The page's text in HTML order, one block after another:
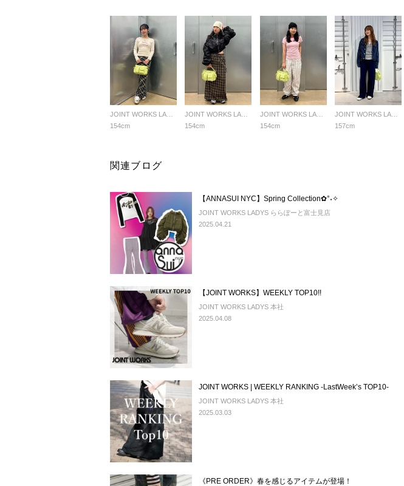
154cm
154cm
JOINT WORKS LADYS
154cm
JOINT WORKS LADYS
157cm
関連ブログ
【ANNASUI NYC】Spring Collection✿°˖✧
JOINT WORKS LADYS ららぽーと富士見店
2025.04.21
【JOINT WORKS】WEEKLY TOP10!!
JOINT WORKS LADYS 本社
2025.04.08
JOINT WORKS | WEEKLY RANKING -LastWeek’s TOP10‐
JOINT WORKS LADYS 本社
2025.03.03
《PRE ORDER》春を感じるアイテムが登場！